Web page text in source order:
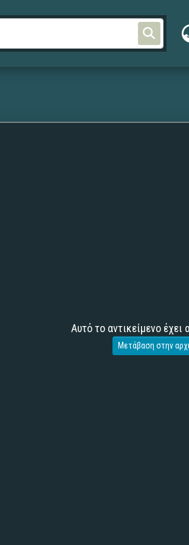
Αυτό το αντικείμενο έχει
Μετάβαση στην